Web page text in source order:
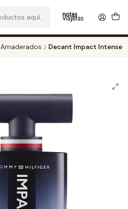
Amaderados Decant Impact Intense